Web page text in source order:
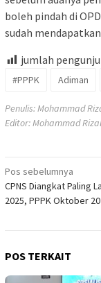
boleh pindah di
sudah
jumlah
#PPPK Adiman
Penulis: Mohammad
Editor: Mohammad Rizal
Navigasi
pos
Pos sebelumnya
CPNS Diangkat Paling
2025, PPPK Oktober
POS TERKAIT